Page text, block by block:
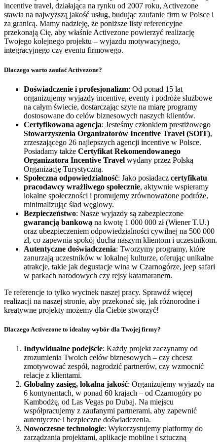
incentive travel, działająca na rynku od 2007 roku, Activezone
stawia na najwyższą jakość usług, budując zaufanie firm w Polsce i
za granicą. Mamy nadzieję, że poniższe listy referencyjne
przekonają Cię, aby właśnie Activezone powierzyć realizację
Twojego kolejnego projektu – wyjazdu motywacyjnego,
integracyjnego czy eventu firmowego.
Dlaczego warto zaufać Activezone?
Doświadczenie i profesjonalizm: Od ponad 15 lat
organizujemy wyjazdy incentive, eventy i podróże służbowe
na całym świecie, dostarczając szyte na miarę programy
dostosowane do celów biznesowych naszych klientów.
Certyfikowana agencja: Jesteśmy członkiem prestiżowego
Stowarzyszenia Organizatorów Incentive Travel (SOIT),
zrzeszającego 26 najlepszych agencji incentive w Polsce.
Posiadamy także Certyfikat Rekomendowanego
Organizatora Incentive Travel wydany przez Polską
Organizację Turystyczną.
Społeczna odpowiedzialność: Jako posiadacz certyfikatu
pracodawcy wrażliwego społecznie, aktywnie wspieramy
lokalne społeczności i promujemy zrównoważone podróże,
minimalizując ślad węglowy.
Bezpieczeństwo: Nasze wyjazdy są zabezpieczone
gwarancją bankową na kwotę 1 000 000 zł (Wiener T.U.)
oraz ubezpieczeniem odpowiedzialności cywilnej na 500 000
zł, co zapewnia spokój ducha naszym klientom i uczestnikom.
Autentyczne doświadczenia: Tworzymy programy, które
zanurzają uczestników w lokalnej kulturze, oferując unikalne
atrakcje, takie jak degustacje wina w Czarnogórze, jeep safari
w parkach narodowych czy rejsy katamaranem.
Te referencje to tylko wycinek naszej pracy. Sprawdź więcej
realizacji na naszej stronie, aby przekonać się, jak różnorodne i
kreatywne projekty możemy dla Ciebie stworzyć!
Dlaczego Activezone to idealny wybór dla Twojej firmy?
Indywidualne podejście: Każdy projekt zaczynamy od
zrozumienia Twoich celów biznesowych – czy chcesz
zmotywować zespół, nagrodzić partnerów, czy wzmocnić
relacje z klientami.
Globalny zasięg, lokalna jakość: Organizujemy wyjazdy na
6 kontynentach, w ponad 60 krajach – od Czarnogóry po
Kambodżę, od Las Vegas po Dubaj. Na miejscu
współpracujemy z zaufanymi partnerami, aby zapewnić
autentyczne i bezpieczne doświadczenia.
Nowoczesne technologie: Wykorzystujemy platformy do
zarządzania projektami, aplikacje mobilne i sztuczną